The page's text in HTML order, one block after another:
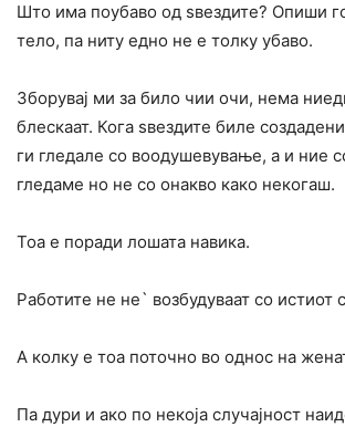
Што има поубаво од ѕвездите? Опиши
тело, па ниту едно не е толку убаво.
Зборувај ми за било чии очи, нема
блескаат. Кога ѕвездите биле
ги гледале со воодушевување, а и ние
гледаме но не со онакво како некогаш.
Тоа е поради лошата навика.
Работите не не` возбудуваат со истиот
А колку е тоа поточно во однос на
Па дури и ако по некоја случајност